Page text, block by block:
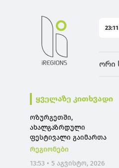
ორი
ყველაზე კითხვადი
ოზურგეთში,
ახალგაზრდული
ფესტივალი გაიმართა
რეგიონები
13:53 • 5 აგვისტო, 2026